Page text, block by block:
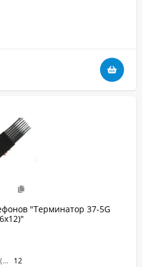
"Терминатор 37-5G
Общая выходная мощность (Вт):
12